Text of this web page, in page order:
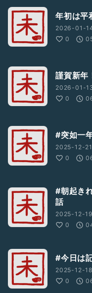
年初は平
2026-01-
0
謹賀新年
2026-01-
0
#突如一
2025-12-
0
#朝起き
話
2025-12-
0
#今日は
2025-12-
0